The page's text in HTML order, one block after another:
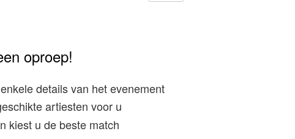
oproep!
details van het evenement
artiesten voor u
kiest u de beste match